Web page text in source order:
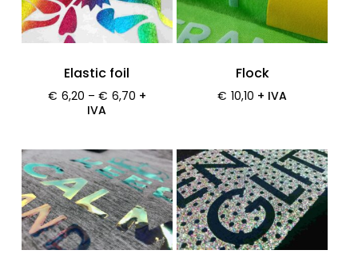
Elastic foil
€ 6,20 – € 6,70 +
IVA
Flock
€ 10,10 + IVA